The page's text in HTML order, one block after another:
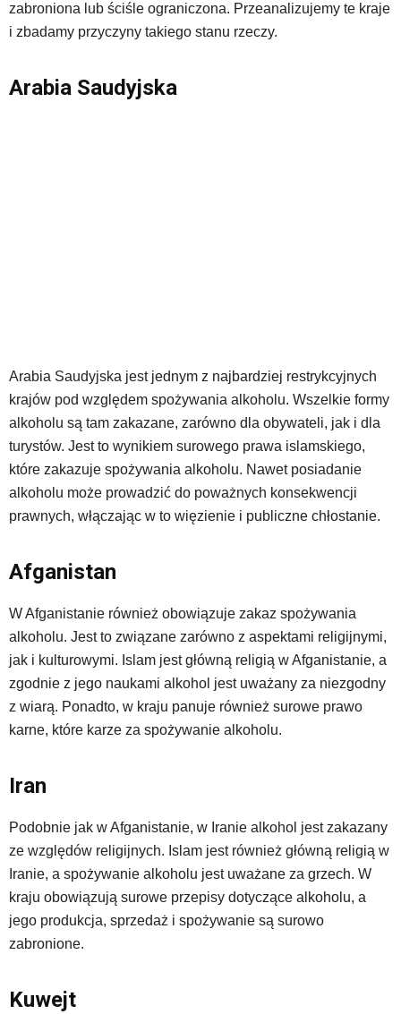
zabroniona lub ściśle ograniczona. Przeanalizujemy te kraje
i zbadamy przyczyny takiego stanu rzeczy.
Arabia Saudyjska
Arabia Saudyjska jest jednym z najbardziej restrykcyjnych
krajów pod względem spożywania alkoholu. Wszelkie formy
alkoholu są tam zakazane, zarówno dla obywateli, jak i dla
turystów. Jest to wynikiem surowego prawa islamskiego,
które zakazuje spożywania alkoholu. Nawet posiadanie
alkoholu może prowadzić do poważnych konsekwencji
prawnych, włączając w to więzienie i publiczne chłostanie.
Afganistan
W Afganistanie również obowiązuje zakaz spożywania
alkoholu. Jest to związane zarówno z aspektami religijnymi,
jak i kulturowymi. Islam jest główną religią w Afganistanie, a
zgodnie z jego naukami alkohol jest uważany za niezgodny
z wiarą. Ponadto, w kraju panuje również surowe prawo
karne, które karze za spożywanie alkoholu.
Iran
Podobnie jak w Afganistanie, w Iranie alkohol jest zakazany
ze względów religijnych. Islam jest również główną religią w
Iranie, a spożywanie alkoholu jest uważane za grzech. W
kraju obowiązują surowe przepisy dotyczące alkoholu, a
jego produkcja, sprzedaż i spożywanie są surowo
zabronione.
Kuwejt